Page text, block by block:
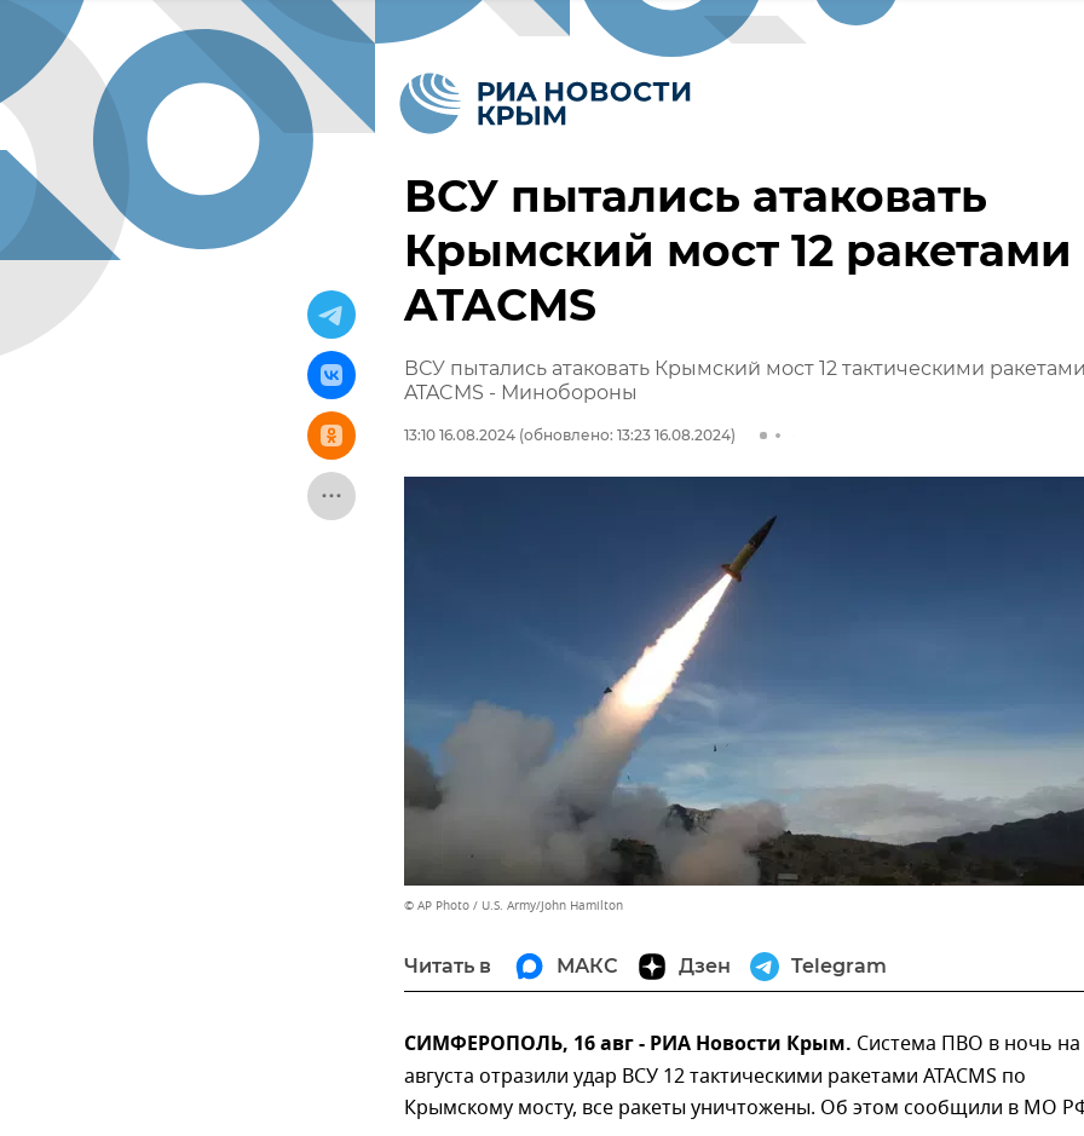
ВСУ пытались атаковать
Крымский мост 12 ракетами
ATACMS
ВСУ пытались атаковать Крымский мост 12 тактическими
ATACMS - Минобороны
13:10 16.08.2024 (обновлено: 13:23 16.08.2024)
© AP Photo / U.S. Army/John Hamilton
Читать в МАКС Дзен Telegram
СИМФЕРОПОЛЬ, 16 авг - РИА Новости Крым. Система ПВО в ночь на
августа отразили удар ВСУ 12 тактическими ракетами ATACMS по
Крымскому мосту, все ракеты уничтожены. Об этом сообщили в МО